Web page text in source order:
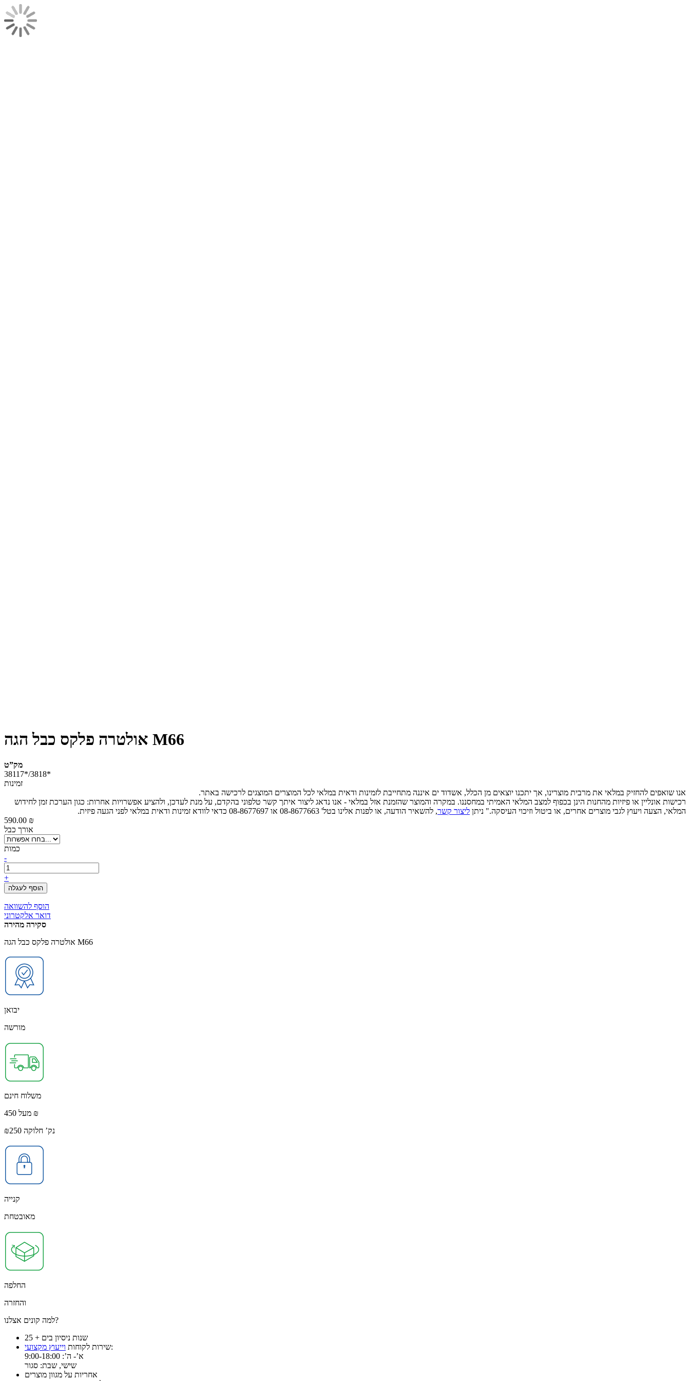
אולטרה פלקס כבל הגה M66
מק”ט
38117*/3818*
זמינות
אנו שואפים להחזיק במלאי את מרבית מוצרינו, אך יתכנו יוצאים מן הכלל, אשדוד ים איננה מתחייבת לזמינות ודאית במלאי לכל המוצרים המוצגים לרכישה באתר.
רכישות אונליין או פיזיות מהחנות הינן בכפוף למצב המלאי האמיתי במחסננו. במקרה והמוצר שהזמנת אזל במלאי - אנו נדאג ליצור איתך קשר טלפוני בהקדם, על מנת לעדכן, ולהציע אפשרויות אחרות: כגון הערכת זמן לחידוש
המלאי, הצעה ויעוץ לגבי מוצרים אחרים, או ביטול וזיכוי העיסקה." ניתן ליצור קשר, להשאיר הודעה, או לפנות אלינו בטל' 08-8677663 או 08-8677697 כדאי לוודא זמינות ודאית במלאי לפני הגעה פיזית.
590.00 ₪
אורך כבל
כמות
-
+
הוסף לעגלה
הוסף להשוואה
דואר אלקטרוני
סקירה מהירה
אולטרה פלקס כבל הגה M66
יבואן
מורשה
משלוח חינם
מעל 450 ₪
נק’ חלוקה ₪250
קנייה
מאובטחת
החלפה
והחזרה
למה קונים אצלנו?
25 + שנות ניסיון בים
שירות לקוחות וייעוץ מקצועי
:
א’- ה’: 9:00-18:00
שישי, שבת: סגור
אחריות על מגוון מוצרים